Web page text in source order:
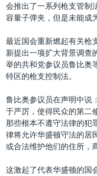
会推出了一系列枪支管制
容量子弹夹，但是未能成
最近国会重新燃起有关枪
新提出一项扩大背景调查
举的共和党参议员鲁比奥
特区的枪支控制法。
鲁比奥参议员在声明中说
于严厉，使得民众的第二
那些根本不遵守法律的犯
律将允许华盛顿守法的居
或合法维护他们的住所，
这激起了代表华盛顿的国